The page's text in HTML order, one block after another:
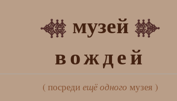
музей
вождей
( посредиещё одного музея )